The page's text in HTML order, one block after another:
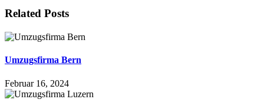
Related Posts
Umzugsfirma Bern
Februar 16, 2024